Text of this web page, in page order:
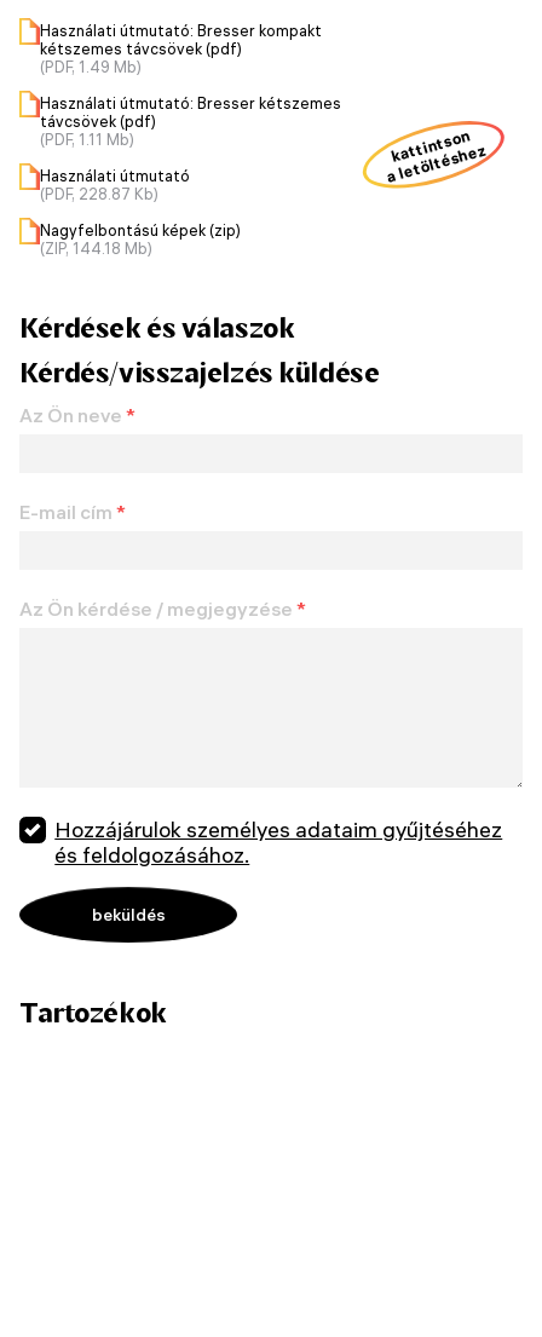
Használati útmutató: Bresser kompakt
kétszemes távcsövek (pdf)
(PDF, 1.49 Mb)
Használati útmutató: Bresser kétszemes
távcsövek (pdf)
(PDF, 1.11 Mb)
Használati útmutató
(PDF, 228.87 Kb)
Nagyfelbontású képek (zip)
(ZIP, 144.18 Mb)
kattintson
a letöltéshez
Kérdések és válaszok
Kérdés/visszajelzés küldése
Az Ön neve *
E-mail cím *
Az Ön kérdése / megjegyzése *
Hozzájárulok személyes adataim gyűjtéséhez
és feldolgozásához.
Tartozékok